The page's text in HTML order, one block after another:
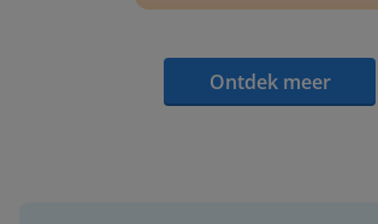
Ontdek meer